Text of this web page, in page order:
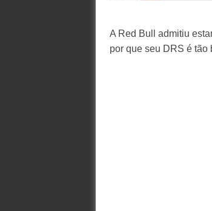
A Red Bull admitiu
por que seu DRS é tão